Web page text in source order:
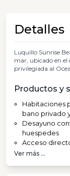
Detalles
Luquillo Sunrise
mar, ubicado en el
privilegiada al
Productos y
Habitaciones
bano privado
Desayuno
huespedes
Acceso
Ver más ...